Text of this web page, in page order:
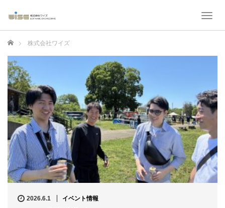
T
l
v
i
a
t
i
o
n
ホーム 株式会社ワイズ
2026.6.1 イベント情報